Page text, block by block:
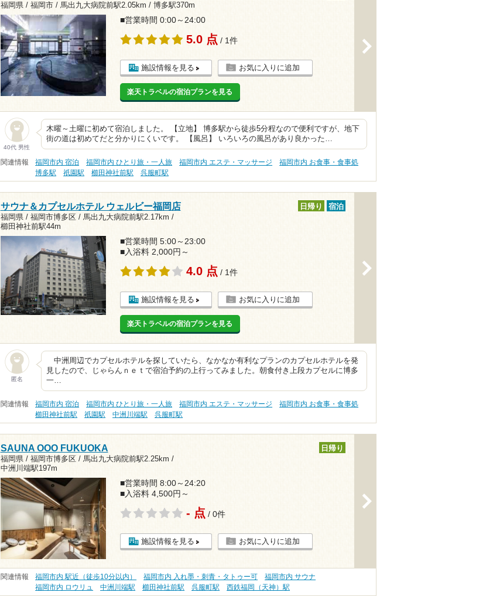
福岡県 / 福岡市 / 馬出九大病院前駅2.05km / 博多駅370m
■営業時間 0:00～24:00
5.0 点 / 1件
施設情報を見る お気に入りに追加
楽天トラベルの宿泊プランを見る
40代 男性
木曜～土曜に初めて宿泊しました。 【立地】 博多駅から徒歩5分程なので便利ですが、地下
街の道は初めてだと分かりにくいです。 【風呂】 いろいろの風呂があり良かった…
関連情報 福岡市内 宿泊 福岡市内 ひとり旅・一人旅 福岡市内 エステ・マッサージ
福岡市内 お食事・食事処
博多駅
祇園駅 櫛田神社前駅 呉服町駅
サウナ＆カプセルホテル ウェルビー福岡店
福岡県 / 福岡市博多区 / 馬出九大病院前駅2.17km /
櫛田神社前駅44m
日帰り 宿泊
■営業時間 5:00～23:00
■入浴料 2,000円～
4.0 点 / 1件
施設情報を見る お気に入りに追加
楽天トラベルの宿泊プランを見る
匿名
中洲周辺でカプセルホテルを探していたら、なかなか有利なプランのカプセルホテルを発
見したので、じゃらんｎｅｔで宿泊予約の上行ってみました。朝食付き上段カプセルに博多
一…
関連情報 福岡市内 宿泊 福岡市内 ひとり旅・一人旅 福岡市内 エステ・マッサージ
福岡市内 お食事・食事処
櫛田神社前駅
祇園駅 中洲川端駅 呉服町駅
SAUNA OOO FUKUOKA
福岡県 / 福岡市博多区 / 馬出九大病院前駅2.25km /
中洲川端駅197m
日帰り
■営業時間 8:00～24:20
■入浴料 4,500円～
- 点 / 0件
施設情報を見る お気に入りに追加
関連情報 福岡市内 駅近（徒歩10分以内） 福岡市内 入れ墨・刺青・タトゥー可
福岡市内 サウナ
福岡市内 ロウリュ
中洲川端駅 櫛田神社前駅 呉服町駅 西鉄福岡（天神）駅